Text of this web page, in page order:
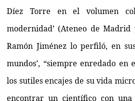
Díez Torre en el volumen
modernidad’ (Ateneo de Madrid
Ramón Jiménez lo perfiló, en
mundos’, “siempre enredado
los sutiles encajes de su vida
encontrar un científico con una